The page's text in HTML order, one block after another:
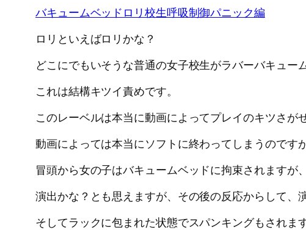
バキュームベッドロリ校生呼吸制御パニック編
ロリといえばロリかな？
どこにでもいそうな普通の女子校生がラバーバキュー
これは結構キツイ責めです。
このレーベルは本当に動画によってプレイのキツさが
動画によっては本当にソフトに終わってしまうのです
冒頭から女の子はバキュームベッドに拘束されますが
演出かな？とも思えますが、その後の反応からして、
そしてラックに包まれた状態でスパンキングもされます